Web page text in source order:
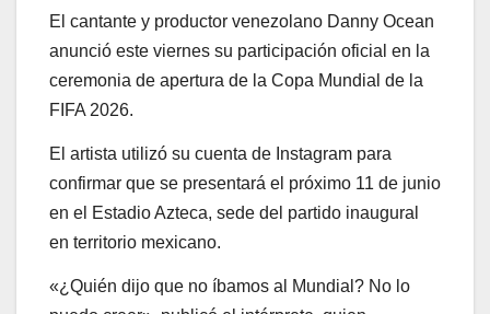
El cantante y productor venezolano Danny Ocean
anunció este viernes su participación oficial en la
ceremonia de apertura de la Copa Mundial de la
FIFA 2026.
El artista utilizó su cuenta de Instagram para
confirmar que se presentará el próximo 11 de junio
en el Estadio Azteca, sede del partido inaugural
en territorio mexicano.
«¿Quién dijo que no íbamos al Mundial? No lo